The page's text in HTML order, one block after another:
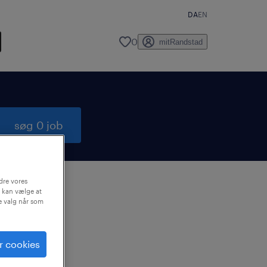
DAEN
0 mitRandstad
søg 0 job
vores
kan vælge at
valg når som
cookies